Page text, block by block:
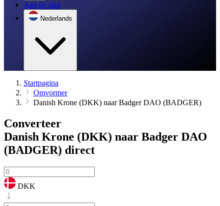
Aan de slag
Nederlands
Startpagina
Omvormer
Danish Krone (DKK) naar Badger DAO (BADGER)
Converteer
Danish Krone (DKK) naar Badger DAO
(BADGER) direct
DKK